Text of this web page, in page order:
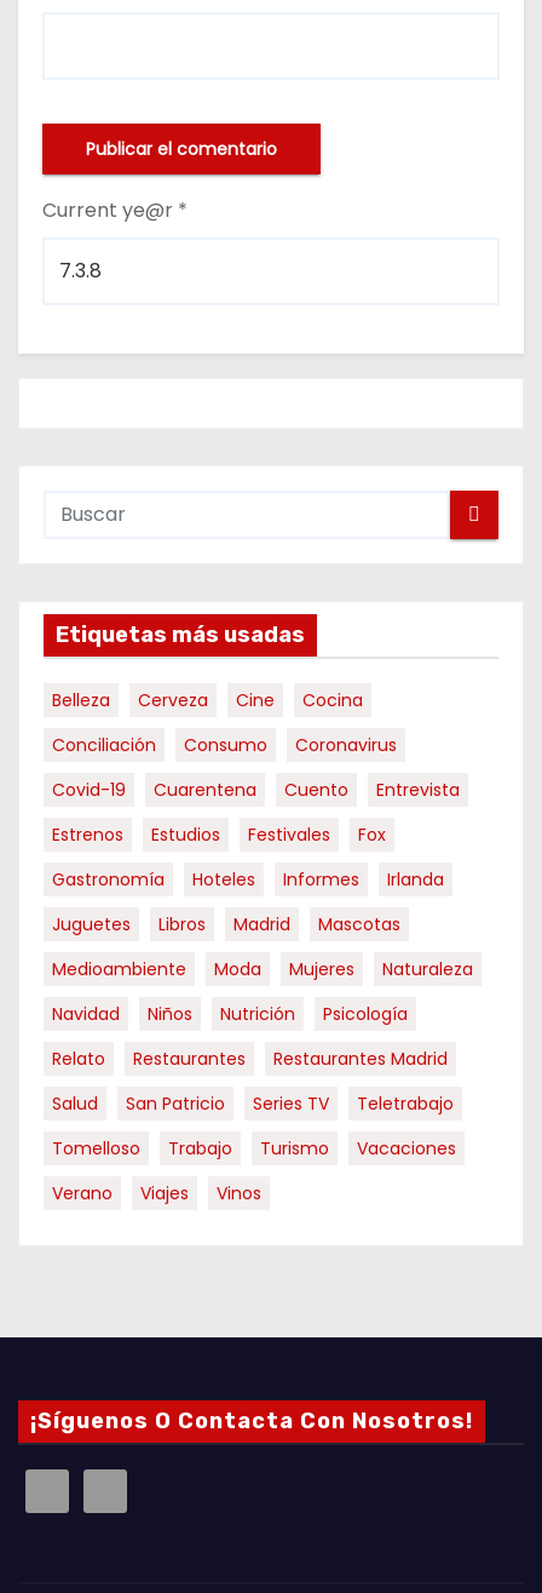
Current ye@r *
Etiquetas más usadas
Belleza Cerveza Cine
Cocina
Conciliación
Consumo
Coronavirus
Covid-19
Cuarentena Cuento
Entrevista
Estrenos
Estudios Festivales
Fox
Gastronomía
Hoteles Informes
Irlanda
Juguetes
Libros Madrid
Mascotas
Medioambiente
Moda Mujeres
Naturaleza
Navidad
Niños Nutrición
Psicología
Relato
Restaurantes
Restaurantes Madrid
Salud
San Patricio Series TV
Teletrabajo
Tomelloso
Trabajo Turismo
Vacaciones
Verano
Viajes Vinos
¡Síguenos O Contacta Con Nosotros!